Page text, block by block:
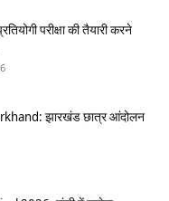
परीक्षा की तैयारी करने
झारखंड छात्र आंदोलन